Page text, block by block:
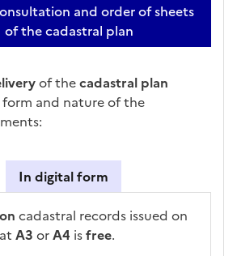
and order of sheets
of the cadastral plan
of thecadastral plan
and nature of the
In digital form
cadastral records issued on
A3 orA4 isfree.